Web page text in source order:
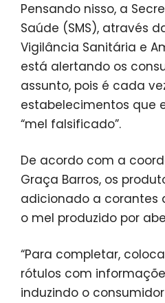
Pensando nisso, a
Saúde (SMS), através
Vigilância Sanitária e
está alertando os
assunto, pois é cada
estabelecimentos que
“mel falsificado”.
De acordo com a
Graça Barros, os
adicionado a corantes
o mel produzido por
“Para completar,
rótulos com
induzindo o